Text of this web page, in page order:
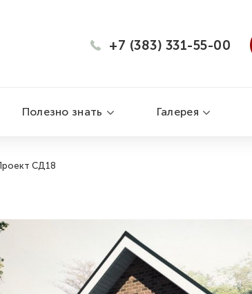
+7 (383) 331-55-00
Полезно знать Галерея
СД18